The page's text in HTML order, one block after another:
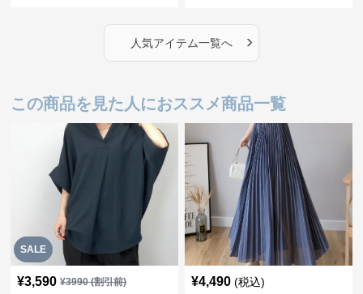
人気アイテム一覧へ ›
この商品を見た人におススメ商品一覧
SALE
¥3,590 ¥3990(割引前) ¥4,490 (税込)